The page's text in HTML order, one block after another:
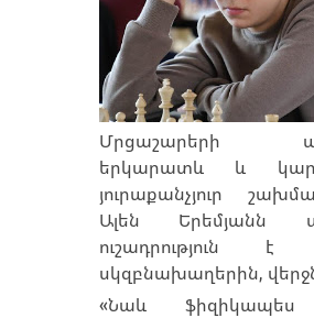
Մրցաշարերի
երկարատև և
յուրաքանչյուր
Ալեն Երեմյանն
ուշադրություն
սկզբնախաղերին,
«Նաև